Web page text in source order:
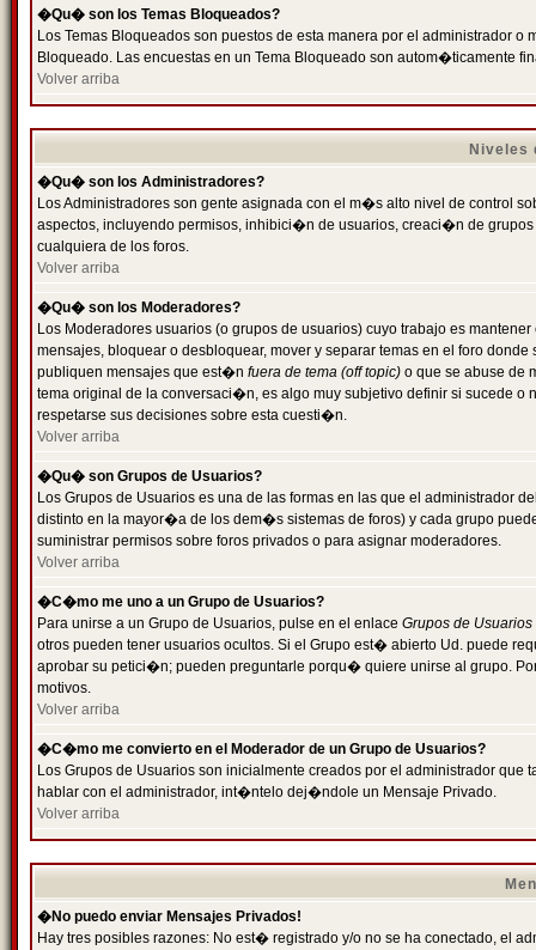
�Qu� son los Temas Bloqueados?
Los Temas Bloqueados son puestos de esta manera por el administrador
Bloqueado. Las encuestas en un Tema Bloqueado son autom�ticamente
Volver arriba
Niveles
�Qu� son los Administradores?
Los Administradores son gente asignada con el m�s alto nivel de control
aspectos, incluyendo permisos, inhibici�n de usuarios, creaci�n de
cualquiera de los foros.
Volver arriba
�Qu� son los Moderadores?
Los Moderadores usuarios (o grupos de usuarios) cuyo trabajo es
mensajes, bloquear o desbloquear, mover y separar temas en el foro
publiquen mensajes que est�n fuera de tema (off topic) o que se abuse de
tema original de la conversaci�n, es algo muy subjetivo definir si sucede
respetarse sus decisiones sobre esta cuesti�n.
Volver arriba
�Qu� son Grupos de Usuarios?
Los Grupos de Usuarios es una de las formas en las que el administrador
distinto en la mayor�a de los dem�s sistemas de foros) y cada grupo
suministrar permisos sobre foros privados o para asignar moderadores.
Volver arriba
�C�mo me uno a un Grupo de Usuarios?
Para unirse a un Grupo de Usuarios, pulse en el enlace Grupos de Usuarios
otros pueden tener usuarios ocultos. Si el Grupo est� abierto Ud. puede
aprobar su petici�n; pueden preguntarle porqu� quiere unirse al grupo.
motivos.
Volver arriba
�C�mo me convierto en el Moderador de un Grupo de Usuarios?
Los Grupos de Usuarios son inicialmente creados por el administrador
hablar con el administrador, int�ntelo dej�ndole un Mensaje Privado.
Volver arriba
�No puedo enviar Mensajes Privados!
Hay tres posibles razones: No est� registrado y/o no se ha conectado, el